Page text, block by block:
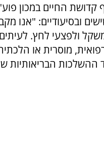
קדושת החיים במכון
ובסיעודיים: "אנו
ולפצעי לחץ.
מוסרית או
ההשלכות הבריאותיות